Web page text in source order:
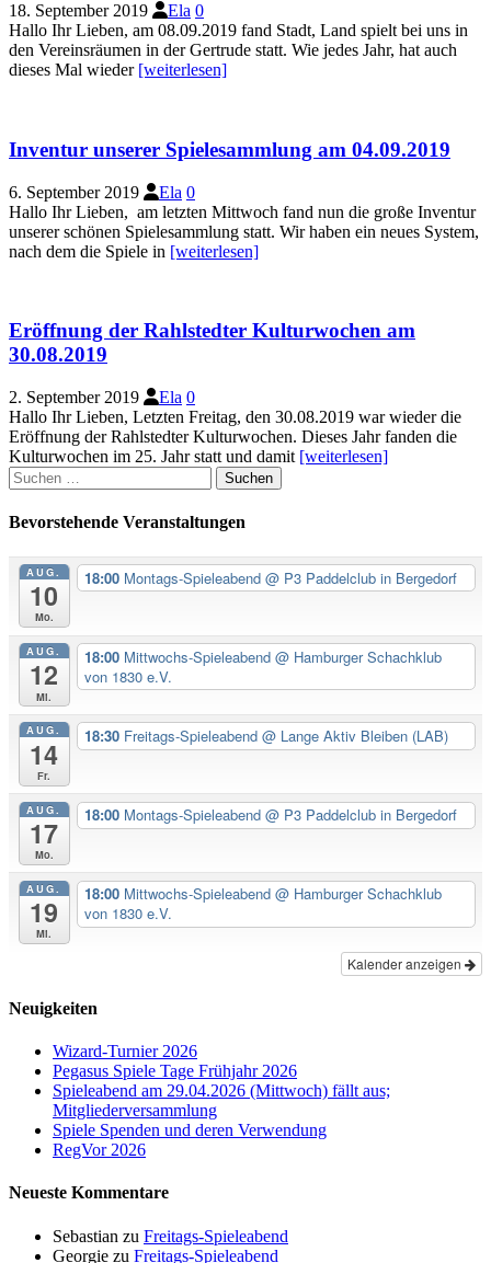
18. September 2019 Ela 0
Hallo Ihr Lieben, am 08.09.2019 fand Stadt, Land spielt bei uns in
den Vereinsräumen in der Gertrude statt. Wie jedes Jahr, hat auch
dieses Mal wieder [weiterlesen]
Inventur unserer Spielesammlung am 04.09.2019
6. September 2019 Ela 0
Hallo Ihr Lieben, am letzten Mittwoch fand nun die große Inventur
unserer schönen Spielesammlung statt. Wir haben ein neues System,
nach dem die Spiele in [weiterlesen]
Eröffnung der Rahlstedter Kulturwochen am
30.08.2019
2. September 2019 Ela 0
Hallo Ihr Lieben, Letzten Freitag, den 30.08.2019 war wieder die
Eröffnung der Rahlstedter Kulturwochen. Dieses Jahr fanden die
Kulturwochen im 25. Jahr statt und damit [weiterlesen]
Suchen
nach:
Bevorstehende Veranstaltungen
AUG.
10
Mo.
18:00 Montags-Spieleabend @ P3 Paddelclub in Bergedorf
AUG.
12
Mi.
18:00 Mittwochs-Spieleabend @ Hamburger Schachklub
von 1830 e.V.
AUG.
14
Fr.
18:30 Freitags-Spieleabend @ Lange Aktiv Bleiben (LAB)
AUG.
17
Mo.
18:00 Montags-Spieleabend @ P3 Paddelclub in Bergedorf
AUG.
19
Mi.
18:00 Mittwochs-Spieleabend @ Hamburger Schachklub
von 1830 e.V.
Kalender anzeigen
Neuigkeiten
Wizard-Turnier 2026
Pegasus Spiele Tage Frühjahr 2026
Spieleabend am 29.04.2026 (Mittwoch) fällt aus;
Mitgliederversammlung
Spiele Spenden und deren Verwendung
RegVor 2026
Neueste Kommentare
Sebastian zu Freitags-Spieleabend
Georgie zu Freitags-Spieleabend